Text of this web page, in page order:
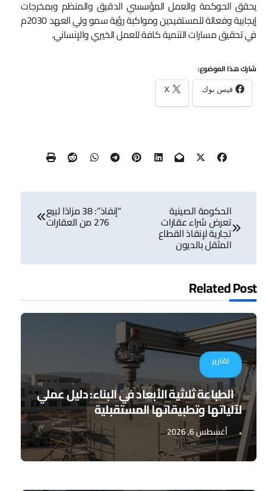
يحقق الحوكمة والعمل المؤسسي الدقيق والمنظم وبمخرجات
إيجابية وفعالة للمستفيدين ومواكبة رؤية سمو ولي العهد 2030م
في تحقيق مسارات التنمية كافة للعمل الخيري والإنساني.
شارك هذا الموضوع:
فيس بوك X
تصفّح
المقالات
الحكومة الصينية
تعرض شراء عقارات
تجارية لإنقاذ القطاع
المثقل بالديون
“إنفاذ”: 38 مزادًا لبيع
276 من العقارات
Related Post
تقارير
الطباعة ثلاثية الأبعاد في البناء: دليل عملي
لآلياتها وتطبيقاتها المستقبلية
أغسطس 6, 2026